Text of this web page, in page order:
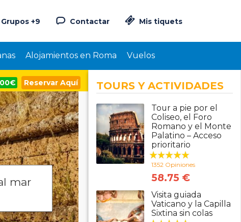
Reservar Aquí
Mis tiquets
Contactar
+9
Alojamientos en Roma Vuelos
mar
TOURS Y ACTIVIDADES
Tour a pie por el
Coliseo, el Foro
Romano y el Monte
Palatino – Acceso
prioritario
1352 Opiniones
58.75 €
Visita guiada
Vaticano y la Capilla
Sixtina sin colas